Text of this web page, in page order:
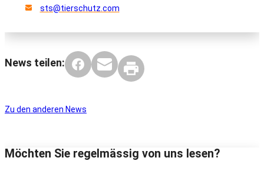
sts@tierschutz.com
News teilen:
Zu den anderen News
Möchten Sie regelmässig von uns lesen?